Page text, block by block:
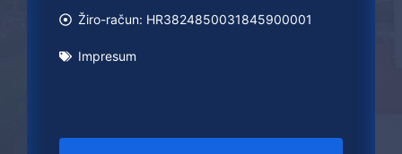
Žiro-račun: HR3824850031845900001
Impresum